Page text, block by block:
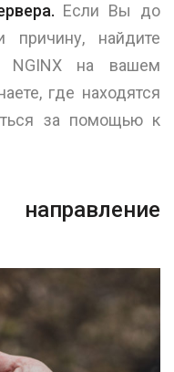
Если Вы до
найдите
NGINX на вашем
где находятся
за помощью к